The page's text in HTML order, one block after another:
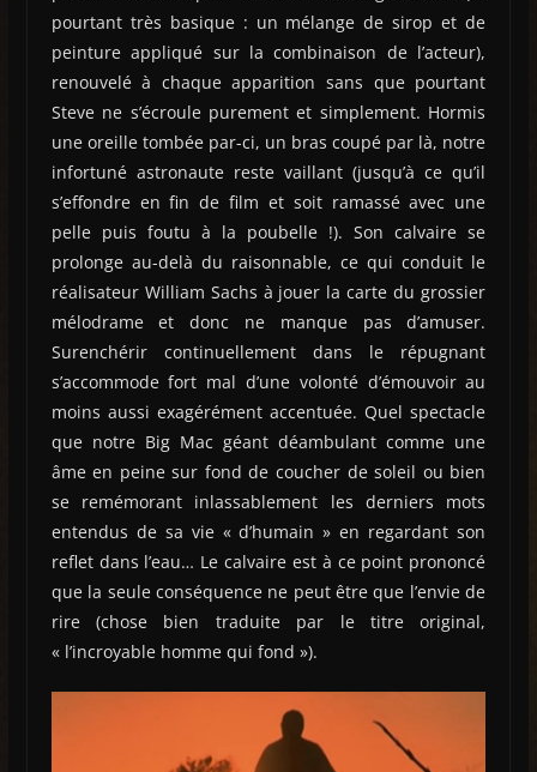
pourtant très basique : un mélange de sirop et de
peinture appliqué sur la combinaison de l’acteur),
renouvelé à chaque apparition sans que pourtant
Steve ne s’écroule purement et simplement. Hormis
une oreille tombée par-ci, un bras coupé par là, notre
infortuné astronaute reste vaillant (jusqu’à ce qu’il
s’effondre en fin de film et soit ramassé avec une
pelle puis foutu à la poubelle !). Son calvaire se
prolonge au-delà du raisonnable, ce qui conduit le
réalisateur William Sachs à jouer la carte du grossier
mélodrame et donc ne manque pas d’amuser.
Surenchérir continuellement dans le répugnant
s’accommode fort mal d’une volonté d’émouvoir au
moins aussi exagérément accentuée. Quel spectacle
que notre Big Mac géant déambulant comme une
âme en peine sur fond de coucher de soleil ou bien
se remémorant inlassablement les derniers mots
entendus de sa vie « d’humain » en regardant son
reflet dans l’eau… Le calvaire est à ce point prononcé
que la seule conséquence ne peut être que l’envie de
rire (chose bien traduite par le titre original,
« l’incroyable homme qui fond »).